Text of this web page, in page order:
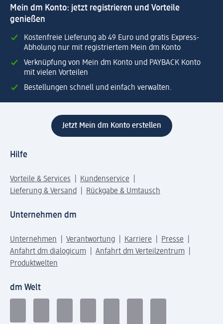
Mein dm Konto: jetzt registrieren und Vorteile
genießen
Kostenfreie Lieferung ab 49 Euro und gratis Express-
Abholung nur mit registriertem Mein dm Konto
Verknüpfung von Mein dm Konto und PAYBACK Konto
mit vielen Vorteilen
Bestellungen schnell und einfach verwalten.
Jetzt Mein dm Konto erstellen
Hilfe
Vorteile & Services
Kundenservice
Lieferung & Versand
Rückgabe & Umtausch
Unternehmen dm
Unternehmen Verantwortung Karriere
Presse
Anfahrt dm dialogicum
Anfahrt dm Verteilzentrum
Produktwelten
dm Welt